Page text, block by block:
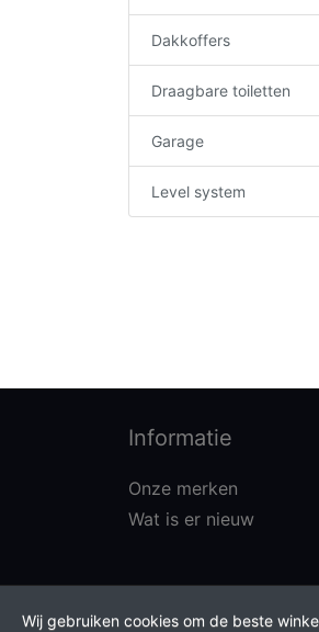
Dakkoffers
Draagbare toiletten
Garage
Level system
Informatie
Onze merken
Wat is er nieuw
* Alle prijzen excl. btw, plus
Wij gebruiken cookies om de beste